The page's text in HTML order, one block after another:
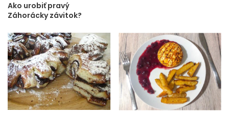
Ako urobiť pravý
Záhorácky závitok?